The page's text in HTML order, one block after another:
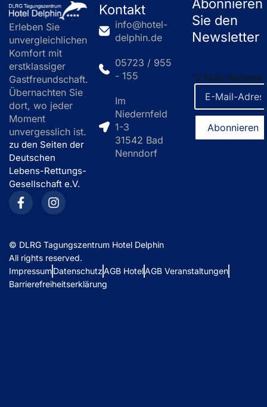
Erleben Sie
unvergleichlichen
Komfort mit
erstklassiger
Gastfreundschaft.
Übernachten Sie
dort, wo jeder
Moment
unvergesslich ist.
zu den Seiten der
Deutschen
Lebens-Rettungs-
Gesellschaft e.V.
Kontakt
info@hotel-
delphin.de
05723 / 955
- 155
Im
Niedernfeld
1-3
31542 Bad
Nenndorf
Abonnieren
Sie den
Newsletter
E-Mail-Adresse
© DLRG Tagungszentrum Hotel Delphin
All rights reserved.
ImpressumDatenschutzAGB HotelAGB Veranstaltungen
Barrierefreiheitserklärung